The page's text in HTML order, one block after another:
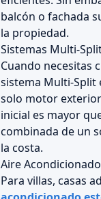
balcón o fachada
la propiedad.
Sistemas Multi-
Cuando necesitas
sistema Multi-Split
solo motor
inicial es mayor
combinada de un
la costa.
Aire
Para villas, casas